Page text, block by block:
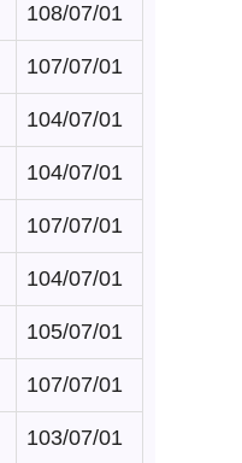
108/07/01
107/07/01
104/07/01
104/07/01
107/07/01
104/07/01
105/07/01
107/07/01
103/07/01